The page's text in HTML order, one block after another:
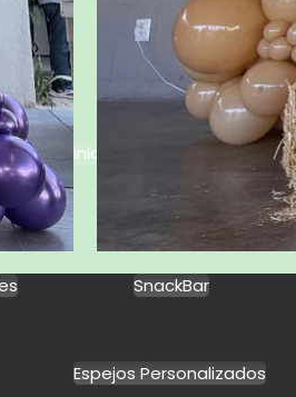
a inicio
SnackBar
Espejos Personalizados